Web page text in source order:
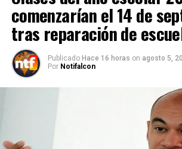
comenzarían el 14 de
tras reparación de
Publicado Hace 16 horas on agosto 5,
Por Notifalcon